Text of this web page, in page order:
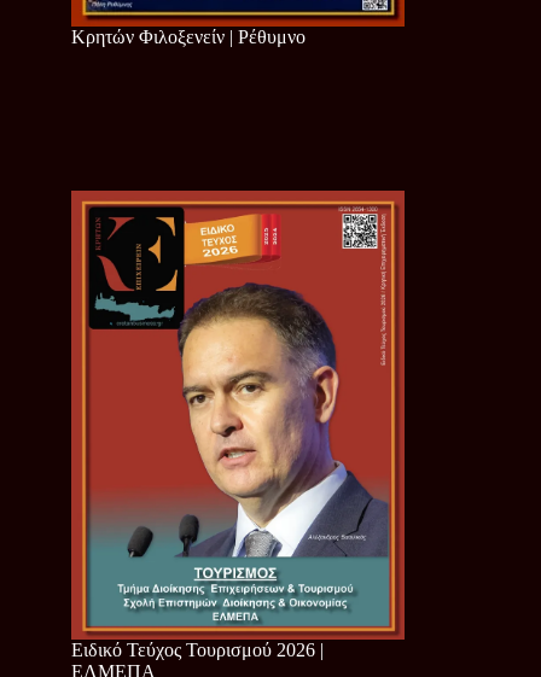
Κρητών Φιλοξενείν | Ρέθυμνο
Ειδικό Τεύχος Τουρισμού 2026 |
ΕΛΜΕΠΑ